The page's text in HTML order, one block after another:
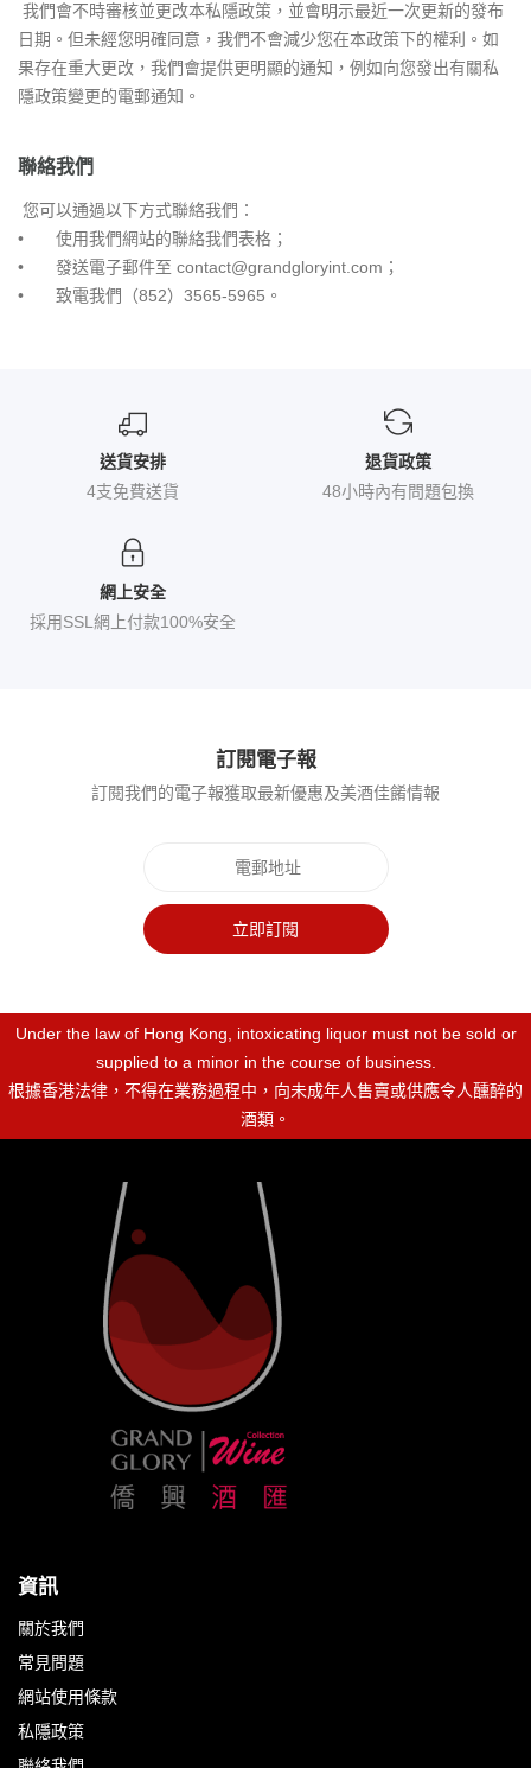
我們會不時審核並更改本私隱政策，並會明示最近一次更新的發布
日期。但未經您明確同意，我們不會減少您在本政策下的權利。如
果存在重大更改，我們會提供更明顯的通知，例如向您發出有關私
隱政策變更的電郵通知。
聯絡我們
您可以通過以下方式聯絡我們：
•
使用我們網站的聯絡我們表格；
•
發送電子郵件至 contact@grandgloryint.com；
•
致電我們（852）3565-5965。
送貨安排
4支免費送貨
退貨政策
48小時內有問題包換
網上安全
採用SSL網上付款100%安全
訂閱電子報
訂閱我們的電子報獲取最新優惠及美酒佳餚情報
立即訂閱
Under the law of Hong Kong, intoxicating liquor must not be sold or
supplied to a minor in the course of business.
根據香港法律，不得在業務過程中，向未成年人售賣或供應令人醺醉的
酒類。
資訊
關於我們
常見問題
網站使用條款
私隱政策